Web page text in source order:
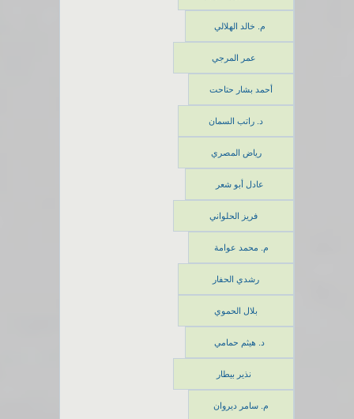
م. خالد الهلالي
عمر المرجي
أحمد بشار حتاحت
د. راتب السمان
رياض المصري
عادل أبو شعر
فريز الحلواني
م. محمد عوامة
رشدي الحفار
بلال الحموي
د. هيثم حمامي
نذير بيطار
م. سامر ديروان